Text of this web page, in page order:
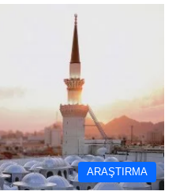
ARAŞTIRMA